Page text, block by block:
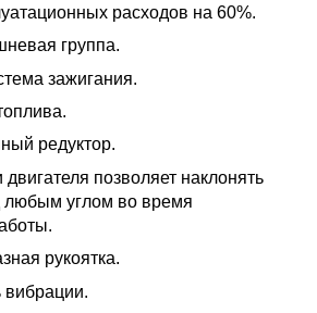
расходов на 60%.
группа.
зажигания.
редуктор.
позволяет наклонять
любым углом во время
рукоятка.
вибрации.